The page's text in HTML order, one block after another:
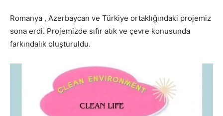
Romanya , Azerbaycan ve Türkiye ortaklığındaki projemiz
sona erdi. Projemizde sıfır atık ve çevre konusunda
farkındalık oluşturuldu.